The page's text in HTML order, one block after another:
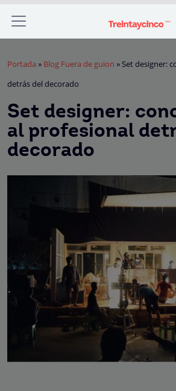
Portada » Blog Fuera de guion »Set designer:
detrás del decorado
Set designer:
al profesional
decorado